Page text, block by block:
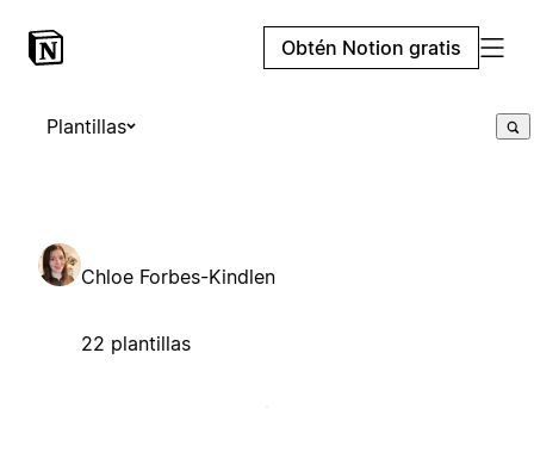
Obtén Notion gratis
Plantillas
Chloe Forbes-Kindlen
22 plantillas